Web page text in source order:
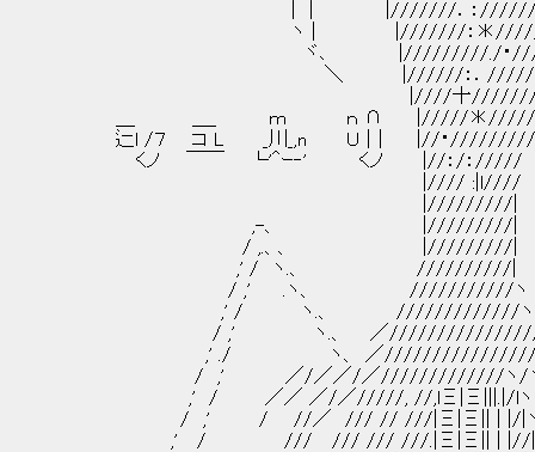
| | |///////．：////////// // f´￣
ヽ | |///////：＊//////// ／ |
ヾ､ |/////////./・///// | 手早
＼ |//////：．/////// 乂＿＿
|////十
＿ ＿_ ｍ ｎ ∩
辷l /７ コ L _川_,n Ｕ |
くノ ￣￣ └'＾ｰ‐' く
|//// :|l//// ,-
|/////////| ,'/ヽ
,-、 |/////////| ,'/
/ ,.、、 |/////////| ,'/
,' / ヽ.、 //////////| ,'/
/ ,' .ヽ、 ///////////ヽ ,'/
,' / ヽ.、 /////////////ヽ
/ ,' ヽ.、 ／//////////////// /'/
,' ./ ヽ、 ／/////////////////ヽ
/ ,' ／/／／/／/////////////ヽ/ヽヽ/
,' / ／／ ／/／/////, //,lΞ|Ξ|||.|/lヽヽヽ
/ ,' / //／ /// // ///|Ξ|Ξ|| | |/|ヽヽヽ
,' / /// /// /// ///.|Ξ|Ξ|| | |//| ||ヽ